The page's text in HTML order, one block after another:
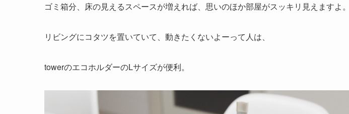
ゴミ箱分、床の見えるスペースが増えれば、思いのほか部屋がスッキリ見えますよ。
リビングにコタツを置いていて、動きたくないよーって人は、
towerのエコホルダーのLサイズが便利。